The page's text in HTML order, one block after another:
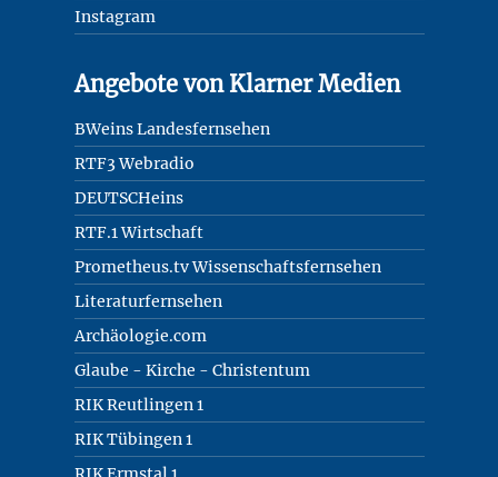
Instagram
Angebote von Klarner Medien
BWeins Landesfernsehen
RTF3 Webradio
DEUTSCHeins
RTF.1 Wirtschaft
Prometheus.tv Wissenschaftsfernsehen
Literaturfernsehen
Archäologie.com
Glaube - Kirche - Christentum
RIK Reutlingen 1
RIK Tübingen 1